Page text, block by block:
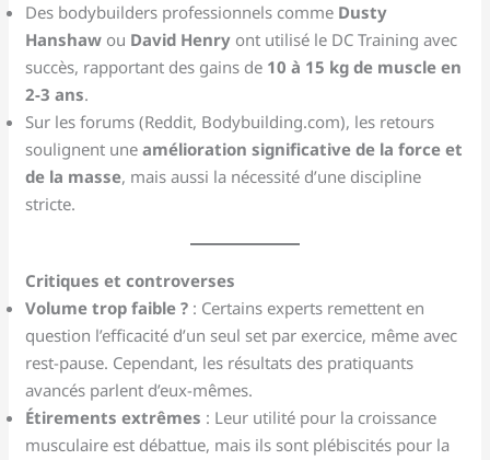
Des bodybuilders professionnels comme Dusty
Hanshaw ou David Henry ont utilisé le DC Training avec
succès, rapportant des gains de 10 à 15 kg de muscle en
2-3 ans.
Sur les forums (Reddit, Bodybuilding.com), les retours
soulignent uneamélioration significative de la force et
de la masse, mais aussi la nécessité d’une discipline
stricte.
Critiques et controverses
Volume trop faible ? : Certains experts remettent en
question l’efficacité d’un seul set par exercice, même avec
rest-pause. Cependant, les résultats des pratiquants
avancés parlent d’eux-mêmes.
Étirements extrêmes : Leur utilité pour la croissance
musculaire est débattue, mais ils sont plébiscités pour la